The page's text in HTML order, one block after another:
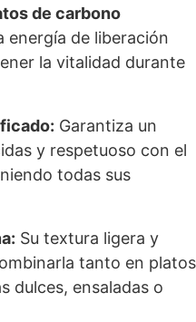
de carbono
energía de liberación
la vitalidad durante
Garantiza un
y respetuoso con el
todas sus
Su textura ligera y
tanto en platos
dulces, ensaladas o